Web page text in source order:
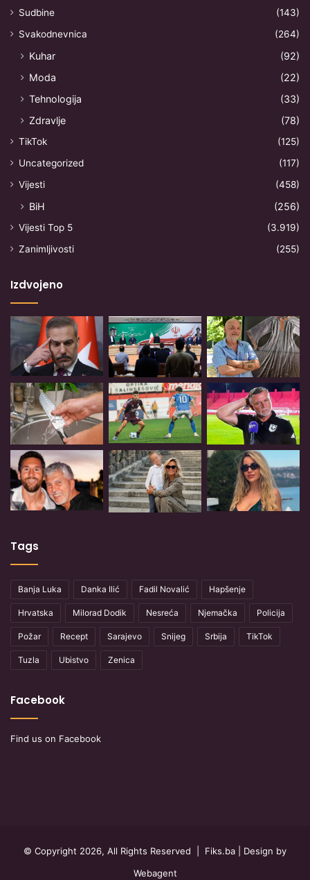
Sudbine
(143)
Svakodnevnica
(264)
Kuhar
(92)
Moda
(22)
Tehnologija
(33)
Zdravlje
(78)
TikTok
(125)
Uncategorized
(117)
Vijesti
(458)
BiH (256)
Vijesti Top 5
(3.919)
Zanimljivosti
(255)
Izdvojeno
Tags
Banja Luka Danka Ilić Fadil Novalić Hapšenje
Hrvatska Milorad Dodik Nesreća Njemačka Policija
Požar Recept Sarajevo Snijeg Srbija TikTok
Tuzla Ubistvo Zenica
Facebook
Find us on Facebook
© Copyright 2026, All Rights Reserved | Fiks.ba | Design by
Webagent